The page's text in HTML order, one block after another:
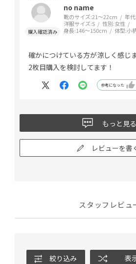
no name
靴のサイズ:21～22cm 年代:
洋服サイズ:S 性別:女性
身長:146～150cm 体型:小
確かにつけている方が涼しく感じ
2枚目購入を検討してます！
参考になった
もっと見る
レビューを書
スタッフレビュ
絞り込み 表